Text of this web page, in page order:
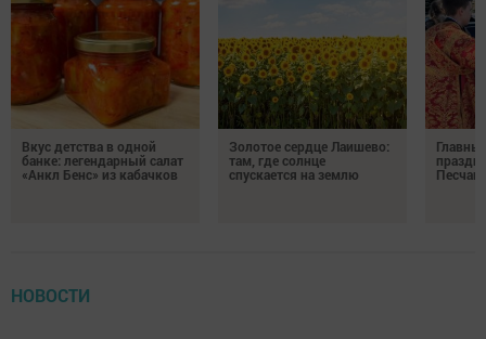
Вкус детства в одной
банке: легендарный салат
«Анкл Бенс» из кабачков
Золотое сердце Лаишево:
там, где солнце
спускается на землю
НОВОСТИ